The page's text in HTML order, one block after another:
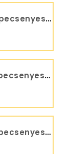
6 égős FG Lángos és pecsenyesütő - BGS-6.1 LO
3 égős PB Lángos és pecsenyesütő - BGS-3 LRMO
6 égős PB Lángos és pecsenyesütő - BGS-6 LRMO